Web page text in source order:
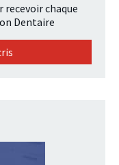
chaque
Dentaire